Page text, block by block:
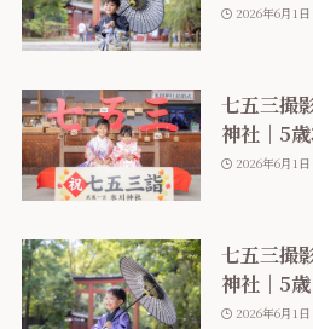
2026年6月1日
七五三撮
神社｜5
2026年6月1日
七五三撮
神社｜5歳
2026年6月1日